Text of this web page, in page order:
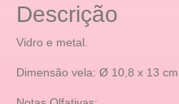
Descrição
Vidro e metal.
Dimensão vela: Ø 10,8 x 13 cm